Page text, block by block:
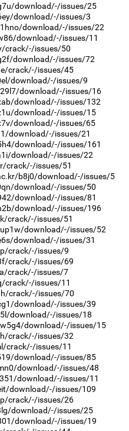
download/-/issues/25
download/-/issues/3
download/-/issues/22
download/-/issues/11
crack/-/issues/50
download/-/issues/72
crack/-/issues/45
download/-/issues/9
download/-/issues/16
download/-/issues/132
download/-/issues/15
download/-/issues/65
download/-/issues/21
download/-/issues/161
download/-/issues/22
crack/-/issues/51
b8j0/download/-/issues/5
download/-/issues/50
download/-/issues/81
download/-/issues/196
crack/-/issues/51
download/-/issues/52
download/-/issues/31
crack/-/issues/9
crack/-/issues/69
crack/-/issues/7
crack/-/issues/11
crack/-/issues/70
download/-/issues/39
download/-/issues/18
download/-/issues/15
crack/-/issues/32
crack/-/issues/11
download/-/issues/85
download/-/issues/48
download/-/issues/11
download/-/issues/109
crack/-/issues/26
download/-/issues/25
download/-/issues/19